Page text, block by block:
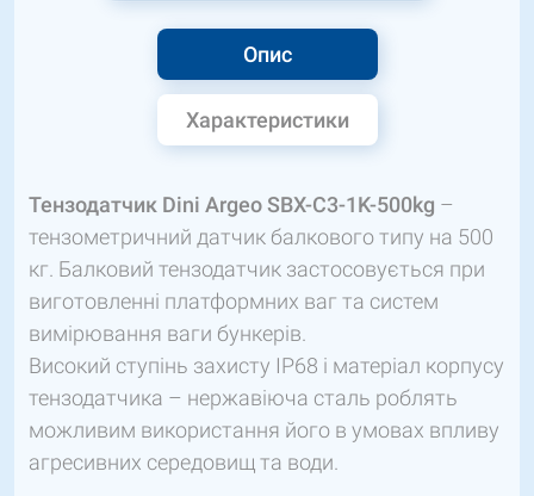
Опис
Характеристики
Тензодатчик Dini Argeo SBX-C3-1K-500kg –
тензометричний датчик балкового типу на 500
кг. Балковий тензодатчик застосовується при
виготовленні платформних ваг та систем
вимірювання ваги бункерів.
Високий ступінь захисту IP68 і матеріал корпусу
тензодатчика – нержавіюча сталь роблять
можливим використання його в умовах впливу
агресивних середовищ та води.